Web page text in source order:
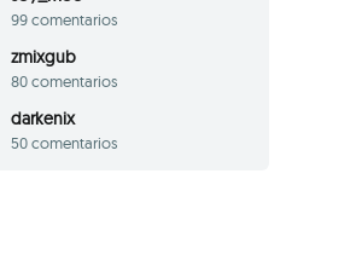
99 comentarios
zmixgub
80 comentarios
darkenix
50 comentarios